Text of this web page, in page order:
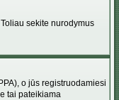
sekite nurodymus
o jūs registruodamiesi
tai pateikiama